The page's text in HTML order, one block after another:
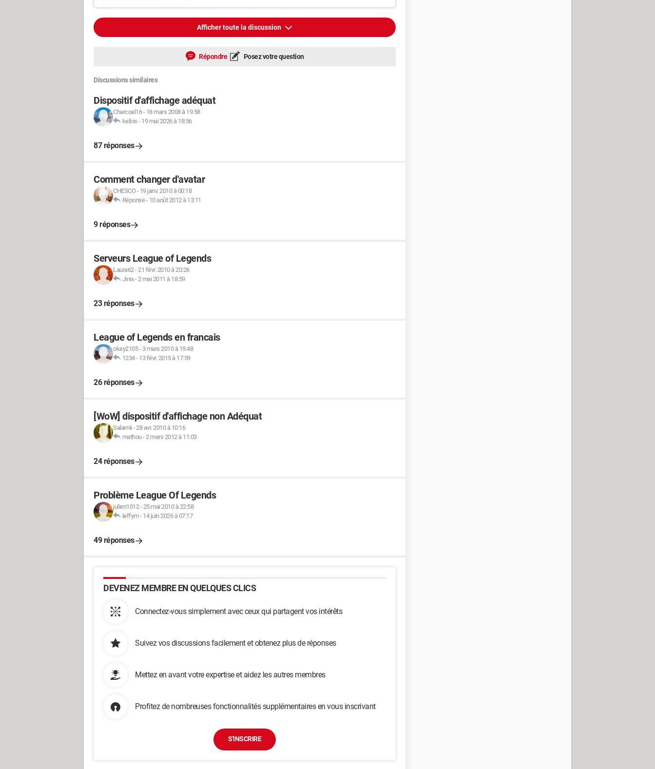
Afficher toute la discussion
Répondre Posez votre question
Discussions similaires
Dispositif d'affichage adéquat
Charcoal16- 18 mars 2008 à 19:58
kelios - 19 mai 2026 à 18:56
87 réponses
Comment changer d'avatar
CHESCO - 19 janv. 2010 à 00:18
Réponse- 10 août 2012 à 13:11
9 réponses
Serveurs League of Legends
Laura62-21 févr. 2010 à 20:26
Jinix-2 mai 2011 à 18:59
23 réponses
League of Legends en francais
okey2105- 3 mars 2010 à 19:48
1234- 13 févr. 2015 à 17:59
26 réponses
[WoW] dispositif d'affichage non Adéquat
Salamii -28 avr. 2010 à 10:16
mathou-2 mars 2012 à 11:03
24 réponses
Problème League Of Legends
julien1012-25 mai 2010 à 22:58
leffym- 14 juin 2026 à 07:17
49 réponses
DEVENEZ MEMBRE EN QUELQUES CLICS
Connectez-vous simplement avec ceux qui partagent vos intérêts
Suivez vos discussions facilement et obtenez plus de réponses
Mettez en avant votre expertise et aidez les autres membres
Profitez de nombreuses fonctionnalités supplémentaires en vous inscrivant
S'INSCRIRE